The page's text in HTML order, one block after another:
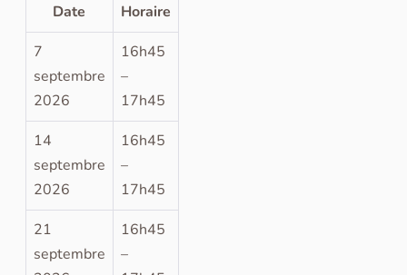
Date
Horaire
7
septembre
2026
16h45
–
17h45
14
septembre
2026
16h45
–
17h45
21
septembre
16h45
–